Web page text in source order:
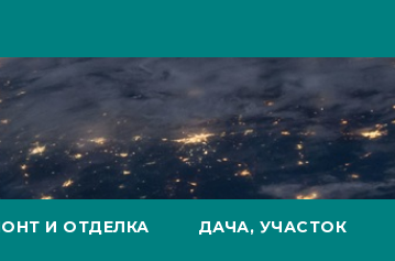
И ОТДЕЛКА ДАЧА, УЧАСТОК